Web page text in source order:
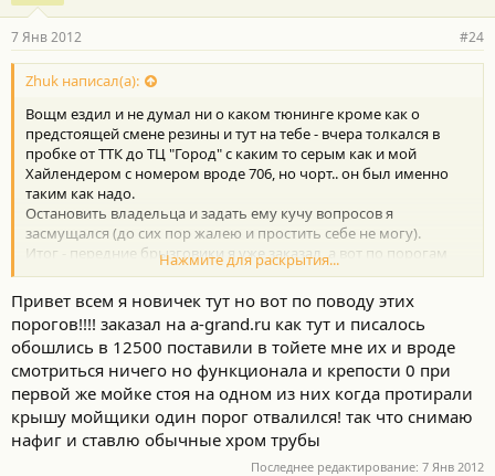
7 Янв 2012 #24
Zhuk написал(а):
Вощм ездил и не думал ни о каком тюнинге кроме как о
предстоящей смене резины и тут на тебе - вчера толкался в
пробке от ТТК до ТЦ "Город" с каким то серым как и мой
Хайлендером с номером вроде 706, но чорт.. он был именно
таким как надо.
Остановить владельца и задать ему кучу вопросов я
засмущался (до сих пор жалею и простить себе не могу).
Итог - передние брызговики я уже заказал, а вот по порогам
нужно понять какие.
но они есть турецкие TOHI.47.0010 и винбо WINBO №
B88H091002A1
я фик знает какие были на том авто, но как смотрелись мне
понра.
Парни у кого есть такие пороги отпишитесь, ну или фотками
закидайте.
Оч интересно.
:yes3:
Нажмите для раскрытия...
Привет всем я новичек тут но вот по поводу этих
порогов!!!! заказал на a-grand.ru как тут и писалось
обошлись в 12500 поставили в тойете мне их и вроде
смотриться ничего но функционала и крепости 0 при
первой же мойке стоя на одном из них когда протирали
крышу мойщики один порог отвалился! так что снимаю
нафиг и ставлю обычные хром трубы
Последнее редактирование: 7 Янв 2012